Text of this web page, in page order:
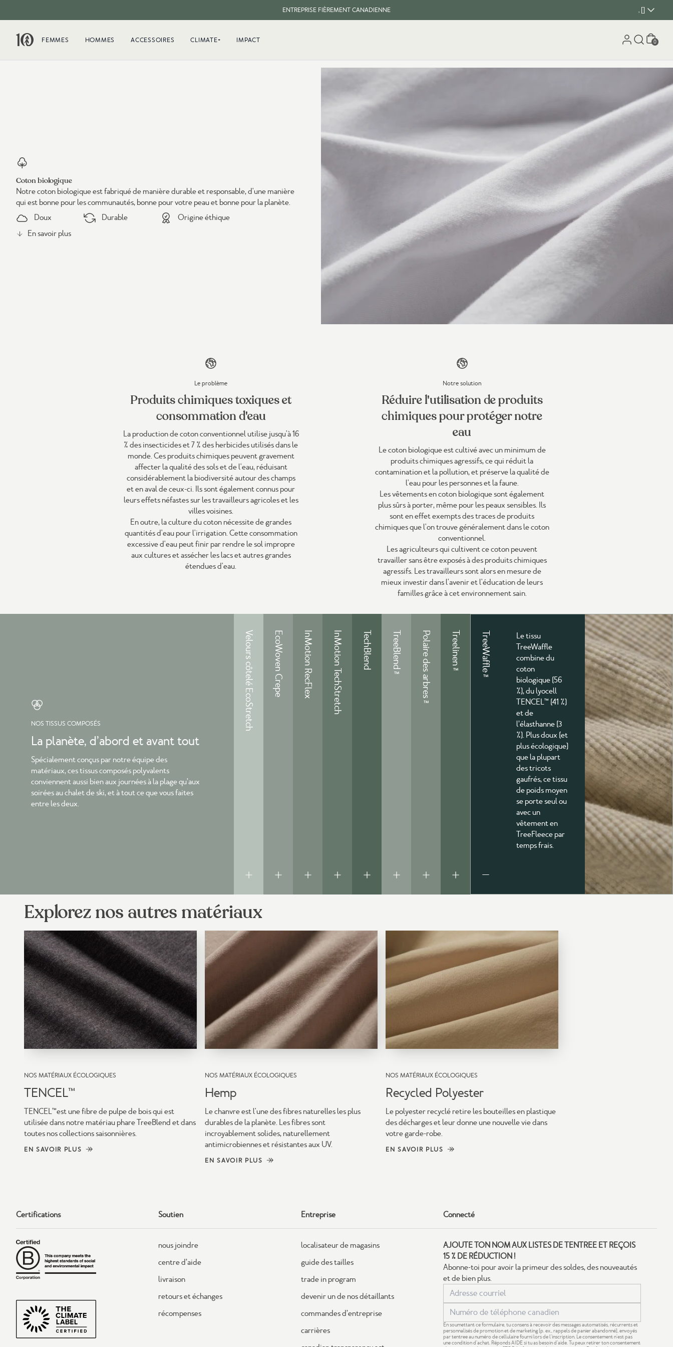
ENTREPRISE FIÈREMENT CANADIENNE , []
FEMMES HOMMES ACCESSOIRES CLIMATE+ IMPACT Panier
0
Coton biologique
Notre coton biologique est fabriqué de manière durable et responsable, d'une manière
qui est bonne pour les communautés, bonne pour votre peau et bonne pour la planète.
Doux
Durable
Origine éthique
En savoir plus
Le problème
Produits chimiques toxiques et
consommation d'eau
La production de coton conventionnel utilise jusqu'à 16
% des insecticides et 7 % des herbicides utilisés dans le
monde. Ces produits chimiques peuvent gravement
affecter la qualité des sols et de l'eau, réduisant
considérablement la biodiversité autour des champs
et en aval de ceux-ci. Ils sont également connus pour
leurs effets néfastes sur les travailleurs agricoles et les
villes voisines.
En outre, la culture du coton nécessite de grandes
quantités d'eau pour l'irrigation. Cette consommation
excessive d'eau peut finir par rendre le sol impropre
aux cultures et assécher les lacs et autres grandes
étendues d'eau.
Notre solution
Réduire l'utilisation de produits
chimiques pour protéger notre
eau
Le coton biologique est cultivé avec un minimum de
produits chimiques agressifs, ce qui réduit la
contamination et la pollution, et préserve la qualité de
l'eau pour les personnes et la faune.
Les vêtements en coton biologique sont également
plus sûrs à porter, même pour les peaux sensibles. Ils
sont en effet exempts des traces de produits
chimiques que l'on trouve généralement dans le coton
conventionnel.
Les agriculteurs qui cultivent ce coton peuvent
travailler sans être exposés à des produits chimiques
agressifs. Les travailleurs sont alors en mesure de
mieux investir dans l'avenir et l'éducation de leurs
familles grâce à cet environnement sain.
NOS TISSUS COMPOSÉS
La planète, d’abord et avant tout
Spécialement conçus par notre équipe des
matériaux, ces tissus composés polyvalents
conviennent aussi bien aux journées à la plage qu’aux
soirées au chalet de ski, et à tout ce que vous faites
entre les deux.
Velours côtelé EcoStretch EcoWoven Crepe InMotion RecFlex InMotion TechStretch TechBlend TreeBlend™ Polaire des arbres™ Treelinen™ TreeWaffle™
Le tissu
TreeWaffle
combine du
coton
biologique (56
%), du lyocell
TENCEL™ (41 %)
et de
l’élasthanne (3
%). Plus doux (et
plus écologique)
que la plupart
des tricots
gaufrés, ce tissu
de poids moyen
se porte seul ou
avec un
vêtement en
TreeFleece par
temps frais.
Explorez nos autres matériaux
NOS MATÉRIAUX ÉCOLOGIQUES
TENCEL™
TENCEL™est une fibre de pulpe de bois qui est
utilisée dans notre matériau phare TreeBlend et dans
toutes nos collections saisonnières.
EN SAVOIR PLUS
NOS MATÉRIAUX ÉCOLOGIQUES
Hemp
Le chanvre est l'une des fibres naturelles les plus
durables de la planète. Les fibres sont
incroyablement solides, naturellement
antimicrobiennes et résistantes aux UV.
EN SAVOIR PLUS
NOS MATÉRIAUX ÉCOLOGIQUES
Recycled Polyester
Le polyester recyclé retire les bouteilles en plastique
des décharges et leur donne une nouvelle vie dans
votre garde-robe.
EN SAVOIR PLUS
Certifications Soutien
nous joindre
centre d’aide
livraison
retours et échanges
récompenses
Entreprise
localisateur de magasins
guide des tailles
trade in program
devenir un de nos détaillants
commandes d’entreprise
carrières
Connecté
AJOUTE TON NOM AUX LISTES DE TENTREE ET REÇOIS
15 % DE RÉDUCTION !
Abonne-toi pour avoir la primeur des soldes, des nouveautés
et de bien plus.
En soumettant ce formulaire, tu consens à recevoir des messages automatisés, récurrents et
personnalisés de promotion et de marketing (p. ex., rappels de panier abandonné), envoyés
par tentree au numéro de cellulaire fourni lors de l’inscription. Le consentement n’est pas
une condition d’achat. Réponds AIDE si tu as besoin d’aide. Tu peux retirer ton consentement